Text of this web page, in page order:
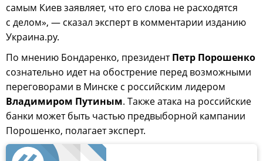
самым Киев заявляет, что его слова не расходятся
с делом», — сказал эксперт в комментарии изданию
Украина.ру.
По мнению Бондаренко, президентПетр Порошенко
сознательно идет на обострение перед возможными
переговорами в Минске с российским лидером
Владимиром Путиным. Также атака на российские
банки может быть частью предвыборной кампании
Порошенко, полагает эксперт.